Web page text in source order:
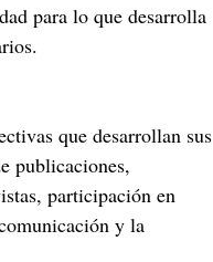
para lo que desarrolla
que desarrollan sus
publicaciones,
participación en
y la